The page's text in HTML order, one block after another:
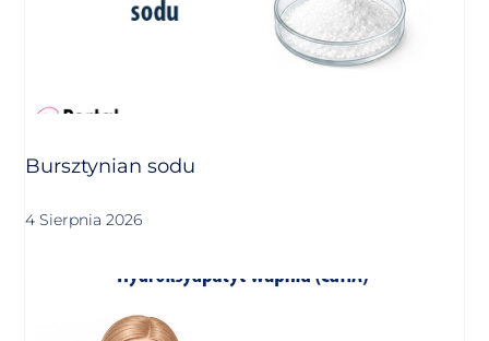
Bursztynian sodu
4 Sierpnia 2026